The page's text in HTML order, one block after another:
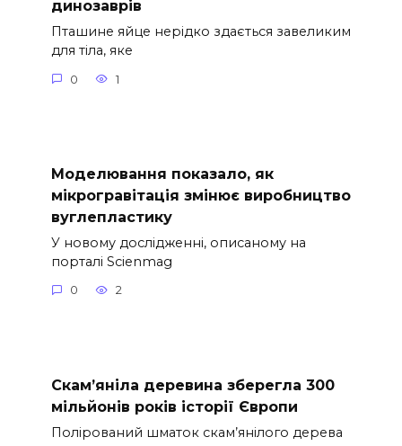
динозаврів
Пташине яйце нерідко здається завеликим
для тіла, яке
0 1
Моделювання показало, як
мікрогравітація змінює виробництво
вуглепластику
У новому дослідженні, описаному на
порталі Scienmag
0 2
Скам’яніла деревина зберегла 300
мільйонів років історії Європи
Полірований шматок скам’янілого дерева